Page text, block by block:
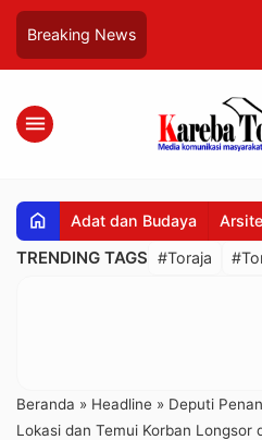
Breaking News
menu
home Adat dan Budaya
TRENDING TAGS #Toraja
Beranda » Headline » Deputi
Lokasi dan Temui Korban Longsor